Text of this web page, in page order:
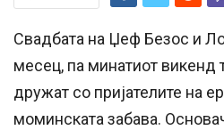
Свадбата на Џеф Безос и
месец, па минатиот викенд
дружат со пријателите на
моминската забава.